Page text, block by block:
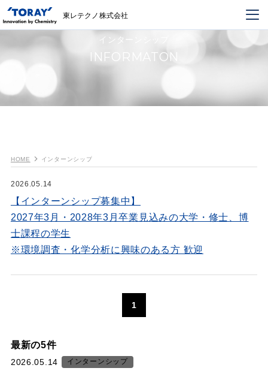
東レテクノ株式会社
事業領域サービス
お問い合わせ・ご依頼
採用情報
お問い合わせ
インターンシップ
INFORMATON
HOME インターンシップ
2026.05.14
【インターンシップ募集中】
2027年3月・2028年3月卒業見込みの大学・修士、博
士課程の学生
※環境調査・化学分析に興味のある方 歓迎
1
最新の5件
2026.05.14 インターンシップ